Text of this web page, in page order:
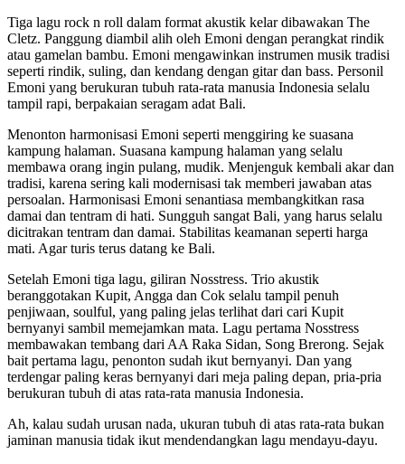
Tiga lagu rock n roll dalam format akustik kelar dibawakan The
Cletz. Panggung diambil alih oleh Emoni dengan perangkat rindik
atau gamelan bambu. Emoni mengawinkan instrumen musik tradisi
seperti rindik, suling, dan kendang dengan gitar dan bass. Personil
Emoni yang berukuran tubuh rata-rata manusia Indonesia selalu
tampil rapi, berpakaian seragam adat Bali.
Menonton harmonisasi Emoni seperti menggiring ke suasana
kampung halaman. Suasana kampung halaman yang selalu
membawa orang ingin pulang, mudik. Menjenguk kembali akar dan
tradisi, karena sering kali modernisasi tak memberi jawaban atas
persoalan. Harmonisasi Emoni senantiasa membangkitkan rasa
damai dan tentram di hati. Sungguh sangat Bali, yang harus selalu
dicitrakan tentram dan damai. Stabilitas keamanan seperti harga
mati. Agar turis terus datang ke Bali.
Setelah Emoni tiga lagu, giliran Nosstress. Trio akustik
beranggotakan Kupit, Angga dan Cok selalu tampil penuh
penjiwaan, soulful, yang paling jelas terlihat dari cari Kupit
bernyanyi sambil memejamkan mata. Lagu pertama Nosstress
membawakan tembang dari AA Raka Sidan, Song Brerong. Sejak
bait pertama lagu, penonton sudah ikut bernyanyi. Dan yang
terdengar paling keras bernyanyi dari meja paling depan, pria-pria
berukuran tubuh di atas rata-rata manusia Indonesia.
Ah, kalau sudah urusan nada, ukuran tubuh di atas rata-rata bukan
jaminan manusia tidak ikut mendendangkan lagu mendayu-dayu.